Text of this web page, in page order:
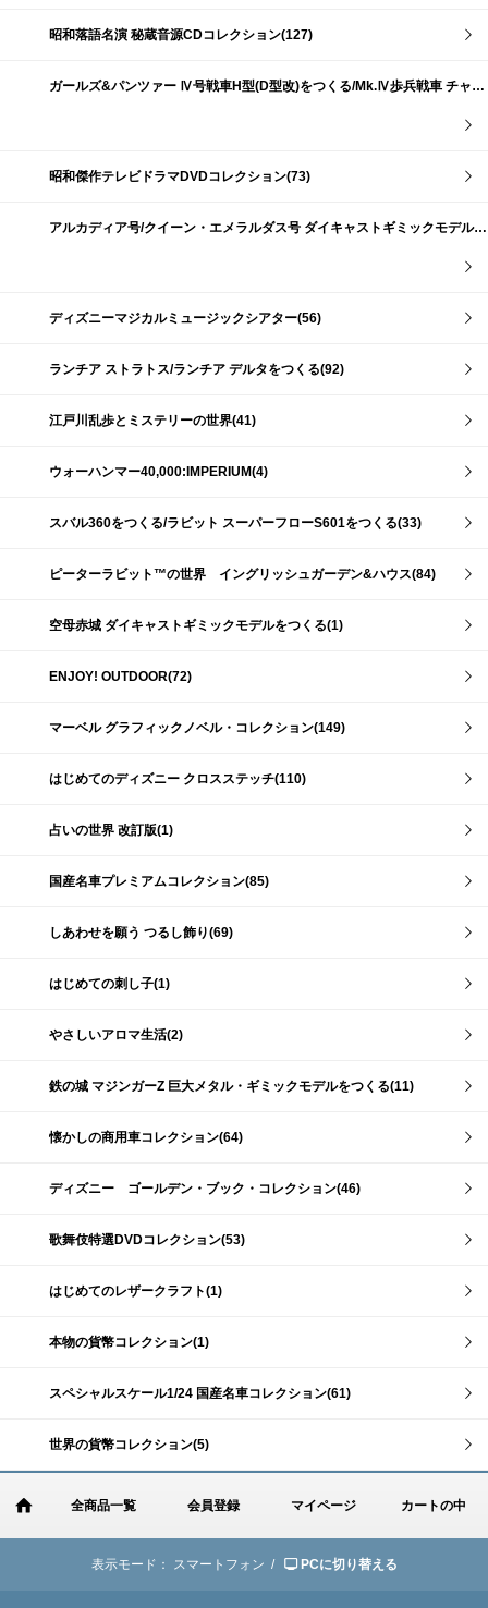
昭和落語名演 秘蔵音源CDコレクション(127)
ガールズ&パンツァー Ⅳ号戦車H型(D型改)をつくる/Mk.Ⅳ歩兵戦車 チャーチルMk.Ⅶをつくる(191)
昭和傑作テレビドラマDVDコレクション(73)
アルカディア号/クイーン・エメラルダス号 ダイキャストギミックモデルをつくる(159)
ディズニーマジカルミュージックシアター(56)
ランチア ストラトス/ランチア デルタをつくる(92)
江戸川乱歩とミステリーの世界(41)
ウォーハンマー40,000:IMPERIUM(4)
スバル360をつくる/ラビット スーパーフローS601をつくる(33)
ピーターラビット™の世界 イングリッシュガーデン&ハウス(84)
空母赤城 ダイキャストギミックモデルをつくる(1)
ENJOY! OUTDOOR(72)
マーベル グラフィックノベル・コレクション(149)
はじめてのディズニー クロスステッチ(110)
占いの世界 改訂版(1)
国産名車プレミアムコレクション(85)
しあわせを願う つるし飾り(69)
はじめての刺し子(1)
やさしいアロマ生活(2)
鉄の城 マジンガーZ 巨大メタル・ギミックモデルをつくる(11)
懐かしの商用車コレクション(64)
ディズニー ゴールデン・ブック・コレクション(46)
歌舞伎特選DVDコレクション(53)
はじめてのレザークラフト(1)
本物の貨幣コレクション(1)
スペシャルスケール1/24 国産名車コレクション(61)
世界の貨幣コレクション(5)
全商品一覧 会員登録 マイページ カートの中
表示モード： スマートフォン / PCに切り替える